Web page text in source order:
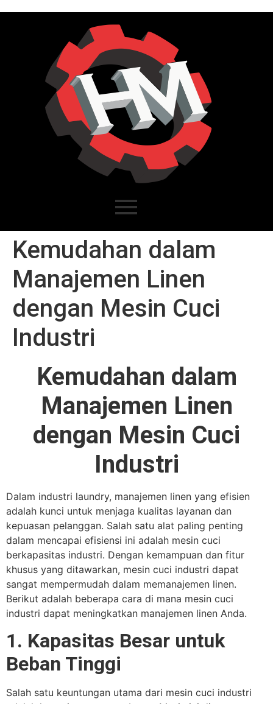
Kemudahan dalam
Manajemen Linen
dengan Mesin Cuci
Industri
Kemudahan dalam
Manajemen Linen
dengan Mesin Cuci
Industri
Dalam industri laundry, manajemen linen yang efisien
adalah kunci untuk menjaga kualitas layanan dan
kepuasan pelanggan. Salah satu alat paling penting
dalam mencapai efisiensi ini adalah mesin cuci
berkapasitas industri. Dengan kemampuan dan fitur
khusus yang ditawarkan, mesin cuci industri dapat
sangat mempermudah dalam memanajemen linen.
Berikut adalah beberapa cara di mana mesin cuci
industri dapat meningkatkan manajemen linen Anda.
1. Kapasitas Besar untuk
Beban Tinggi
Salah satu keuntungan utama dari mesin cuci industri